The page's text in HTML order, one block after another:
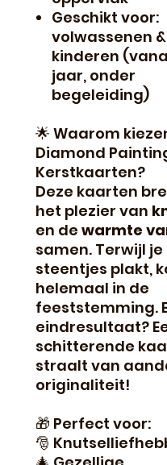
Geschikt voor:
volwassenen &
kinderen
jaar, onder
begeleiding)
🌟 Waarom
Diamond
Kerstkaarten?
Deze kaarten
het plezier van
en de warmte
samen. Terwijl je
steentjes plakt,
helemaal in de
feeststemming.
eindresultaat?
schitterende
straalt van
originaliteit!
🎁 Perfect voor:
🎅